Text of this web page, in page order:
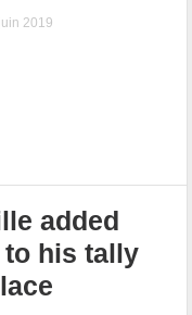
2019
added
to his tally